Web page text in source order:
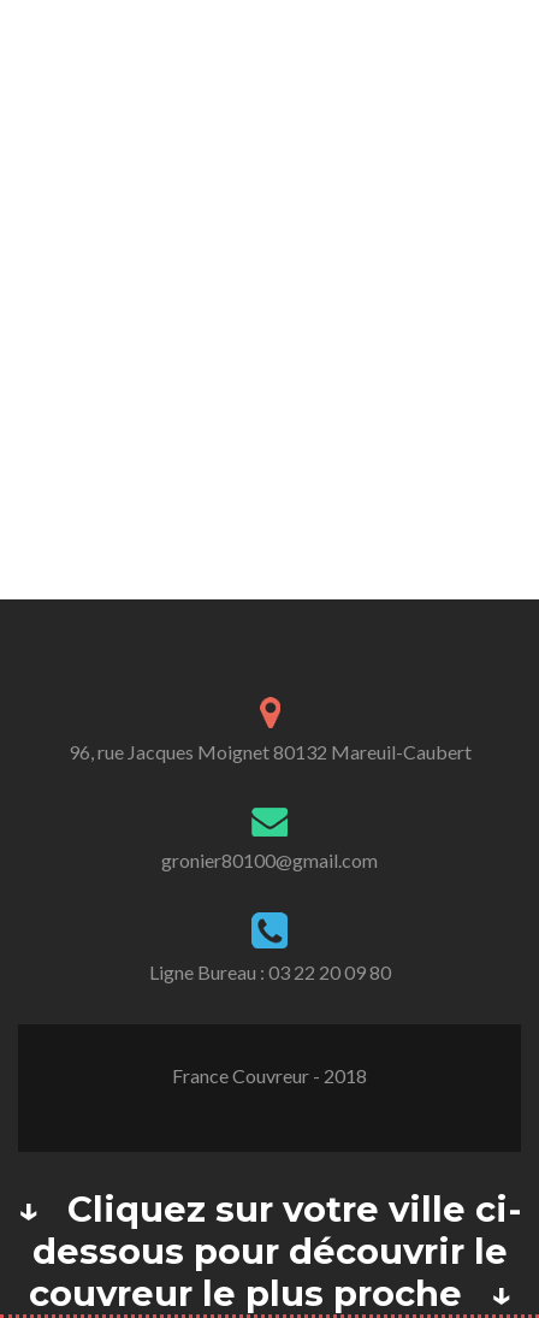
96, rue Jacques Moignet 80132 Mareuil-Caubert
gronier80100@gmail.com
Ligne Bureau : 03 22 20 09 80
France Couvreur - 2018
↓ Cliquez sur votre ville ci-
dessous pour découvrir le
couvreur le plus proche ↓